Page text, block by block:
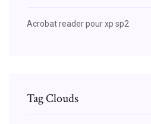
Acrobat reader pour xp sp2
Tag Clouds